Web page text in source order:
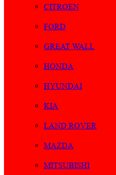
CITROEN
FORD
GREAT WALL
HONDA
HYUNDAI
KIA
LAND ROVER
MAZDA
MITSUBISHI